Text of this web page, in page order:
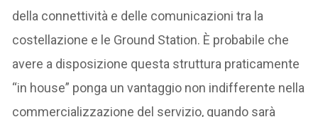
della connettività e delle comunicazioni tra la
costellazione e le Ground Station. È probabile che
avere a disposizione questa struttura praticamente
“in house” ponga un vantaggio non indifferente nella
commercializzazione del servizio, quando sarà